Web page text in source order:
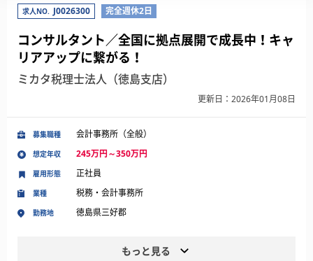
求人NO. J0026300 完全週休2日
コンサルタント／全国に拠点展開で成長中！キャ
リアアップに繋がる！
ミカタ税理士法人（徳島支店）
更新日：2026年01月08日
募集職種 会計事務所（全般）
想定年収 245万円～350万円
業種 税務・会計事務所
勤務地 徳島県三好郡
雇用形態 正社員
もっと見る